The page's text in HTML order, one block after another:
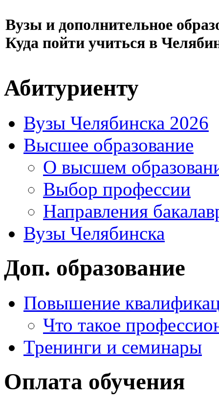
Вузы и дополнительное
Куда пойти учиться в
Абитуриенту
Вузы Челябинска 2026
Высшее образование
О высшем
Выбор профессии
Направления
Вузы Челябинска
Доп. образование
Повышение
Что такое
Тренинги и семинары
Оплата обучения